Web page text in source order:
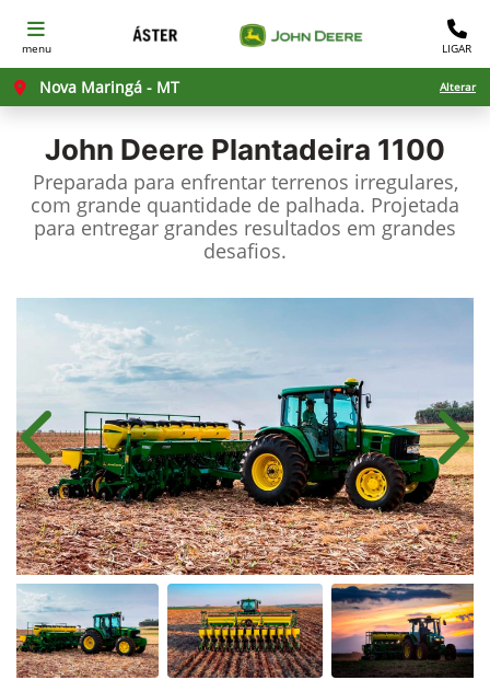
menu LIGAR
Nova Maringá - MT Alterar
John Deere Plantadeira 1100
Preparada para enfrentar terrenos irregulares,
com grande quantidade de palhada. Projetada
para entregar grandes resultados em grandes
desafios.
Anterior